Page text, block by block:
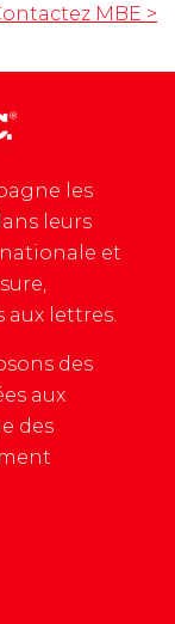
MBE >
les
leurs
et
lettres.
des
aux
des